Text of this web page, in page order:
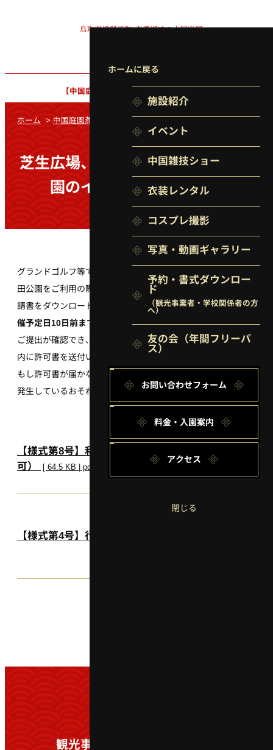
鳥取県湯梨浜町 東郷湖畔の中国庭園
【中国庭園】
ホームに戻る
施設紹介
イベント
中国雑技ショー
衣装レンタル
コスプレ撮影
写真・動画ギャラリー
予約・書式ダウンロー
ド
（観光事業者・学校関係者の方
へ）
友の会 （年間フリーパ
ス）
お問い合わせフォーム
料金・入園案内
アクセス
閉じる
ホーム > 中国庭園燕趙園
芝生広場、多目的広場及び長和田公
園のイベント利用について
グランドゴルフ等で団体で燕趙園の芝生広場・多目的広場・長和
田公園をご利用の際や、イベントの実施をご希望の際は以下の申
請書をダウンロードしてご記入・代表者のご署名・捺印の上、開
催予定日10日前までに
燕趙園管理事務所にご提出ください。
ご提出が確認でき、申請が承認されましたら、提出から１週間以
内に許可書を送付いたします。
もし許可書が届かなかった場合、申請書が届いてない等の問題が
発生しているおそれがございますので、お問い合わせください。
【様式第8号】利用料金減免申請書（行為、占用許
可）
[ 64.5 KB | pdf ]
【様式第4号】行為許可申請書（表裏）
観光事業者・学校関係者の方へ